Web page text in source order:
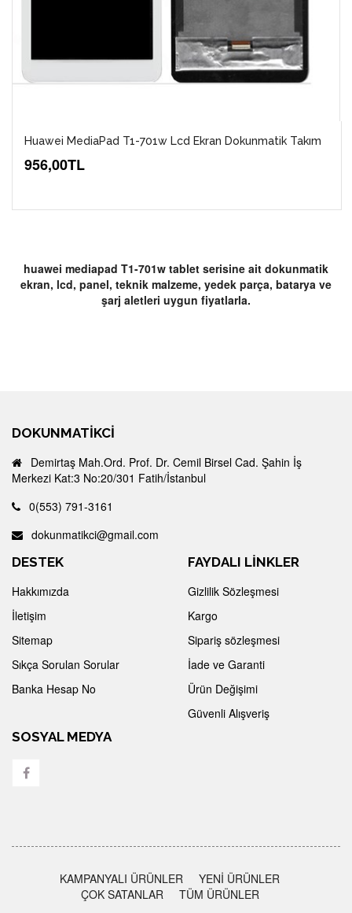
Huawei MediaPad T1-701w Lcd Ekran Dokunmatik Takım
956,00TL
huawei mediapad T1-701w tablet serisine ait dokunmatik
ekran, lcd, panel, teknik malzeme, yedek parça, batarya ve
şarj aletleri uygun fiyatlarla.
DOKUNMATIKCI
Demirtaş Mah.Ord. Prof. Dr. Cemil Birsel Cad. Şahin İş
Merkezi Kat:3 No:20/301 Fatih/İstanbul
0(553) 791-3161
dokunmatikci@gmail.com
DESTEK
Hakkımızda
İletişim
Sitemap
Sıkça Sorulan Sorular
Banka Hesap No
FAYDALI LİNKLER
Gizlilik Sözleşmesi
Kargo
Sipariş sözleşmesi
İade ve Garanti
Ürün Değişimi
Güvenli Alışveriş
SOSYAL MEDYA
KAMPANYALI ÜRÜNLER
YENİ ÜRÜNLER
ÇOK SATANLAR
TÜM ÜRÜNLER